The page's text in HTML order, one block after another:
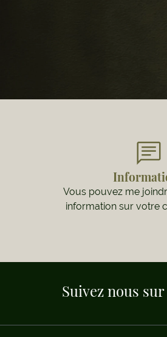
Vous pouvez me
information sur votre
Suivez nous